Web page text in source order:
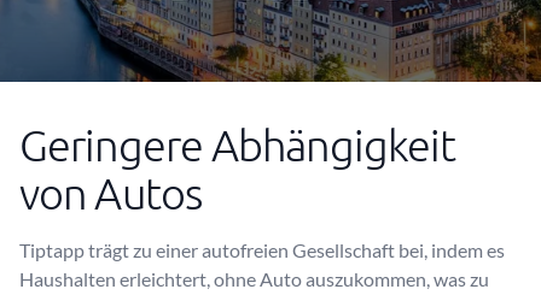
Geringere Abhängigkeit
von Autos
Tiptapp trägt zu einer autofreien Gesellschaft bei, indem es
Haushalten erleichtert, ohne Auto auszukommen, was zu